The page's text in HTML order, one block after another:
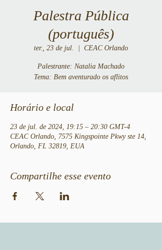
Palestra Pública
(português)
ter., 23 de jul. CEAC Orlando
Palestrante: Natalia Machado
Tema: Bem aventurado os aflitos
Horário e local
23 de jul. de 2024, 19:15 – 20:30 GMT-4
CEAC Orlando, 7575 Kingspointe Pkwy ste 14,
Orlando, FL 32819, EUA
Compartilhe esse evento